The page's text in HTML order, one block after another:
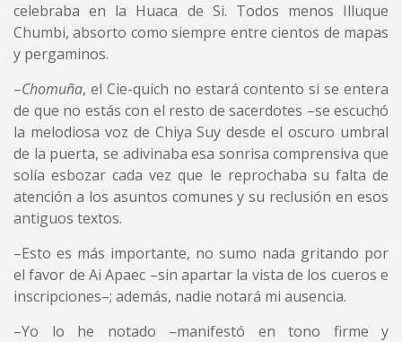
celebraba en la Huaca de Si. Todos menos Illuque
Chumbi, absorto como siempre entre cientos de mapas
y pergaminos.
–Chomuña, el Cie-quich no estará contento si se entera
de que no estás con el resto de sacerdotes –se escuchó
la melodiosa voz de Chiya Suy desde el oscuro umbral
de la puerta, se adivinaba esa sonrisa comprensiva que
solía esbozar cada vez que le reprochaba su falta de
atención a los asuntos comunes y su reclusión en esos
antiguos textos.
–Esto es más importante, no sumo nada gritando por
el favor de Ai Apaec –sin apartar la vista de los cueros e
inscripciones–; además, nadie notará mi ausencia.
–Yo lo he notado –manifestó en tono firme y